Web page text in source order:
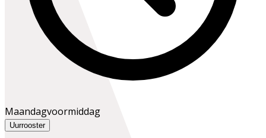
Maandagvoormiddag
Uurrooster